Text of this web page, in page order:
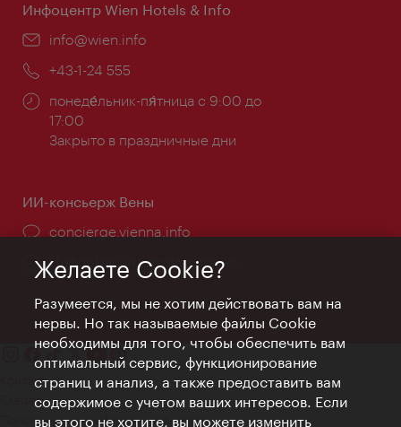
Инфоцентр Wien Hotels & Info
Эл.
info@wien.info
Телефон:
+43-1-24 555
Часы
работы:
понеде́льник-пя́тница с 9:00 до
17:00
Закрыто в праздничные дни
ИИ-консьерж Вены
concierge.vienna.info
Информация круглосуточно
Контакт
Credits
Положение о конфиденциальности
Желаете Cookie?
Разумеется, мы не хотим действовать вам на
нервы. Но так называемые файлы Cookie
необходимы для того, чтобы обеспечить вам
оптимальный сервис, функционирование
страниц и анализ, а также предоставить вам
содержимое с учетом ваших интересов. Если
вы этого не хотите, вы можете изменить